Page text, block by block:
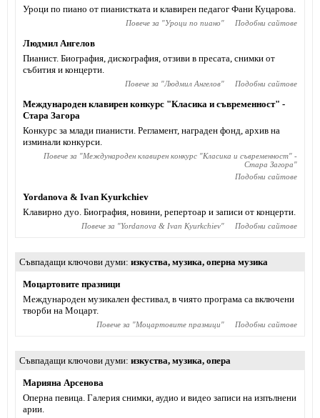
Уроци по пиано от пианистката и клавирен педагог Фани Куцарова.
Повече за "Уроци по пиано" Подобни сайтове
Людмил Ангелов
Пианист. Биография, дискография, отзиви в пресата, снимки от
събития и концерти.
Повече за "Людмил Ангелов" Подобни сайтове
Международен клавирен конкурс "Класика и съвременност" -
Стара Загора
Конкурс за млади пианисти. Регламент, награден фонд, архив на
изминали конкурси.
Повече за "Международен клавирен конкурс "Класика и съвременност" -
Стара Загора"
Подобни сайтове
Yordanova & Ivan Kyurkchiev
Клавирно дуо. Биография, новини, репертоар и записи от концерти.
Повече за "Yordanova & Ivan Kyurkchiev" Подобни сайтове
Съвпадащи ключови думи изкуства, музика, оперна музика
Моцартовите празници
Международен музикален фестивал, в чиято програма са включени
творби на Моцарт.
Повече за "Моцартовите празници" Подобни сайтове
Съвпадащи ключови думи изкуства, музика, опера
Марияна Арсенова
Оперна певица. Галерия снимки, аудио и видео записи на изпълнени
арии.